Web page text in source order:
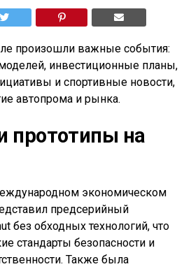
произошли важные события:
инвестиционные планы,
и спортивные новости,
автопрома и рынка.
прототипы на
экономическом
предсерийный
без обходных технологий, что
стандарты безопасности и
Также была